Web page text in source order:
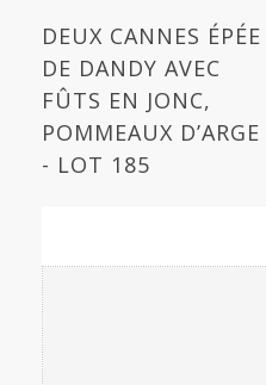
DEUX CANNES ÉPÉE
DE DANDY AVEC
FÛTS EN JONC,
POMMEAUX D’ARGE
- LOT 185